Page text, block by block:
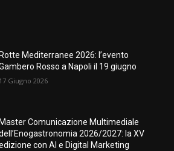
Rotte Mediterranee 2026: l’evento
Rosso a Napoli il 19 giugno
17 Giugno 2026
Master Comunicazione Multimediale
2026/2027: la XV
con AI e Digital Marketing